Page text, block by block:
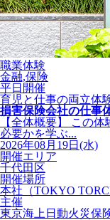
職業体験
金融,保険
平日開催
育児と仕事の両立体
損害保険会社の仕事
【全体概要】 この
必要かを学ぶ...
2026年08月19日(水)
開催エリア
千代田区
開催場所
本社（TOKYO
主催
東京海上日動火災保